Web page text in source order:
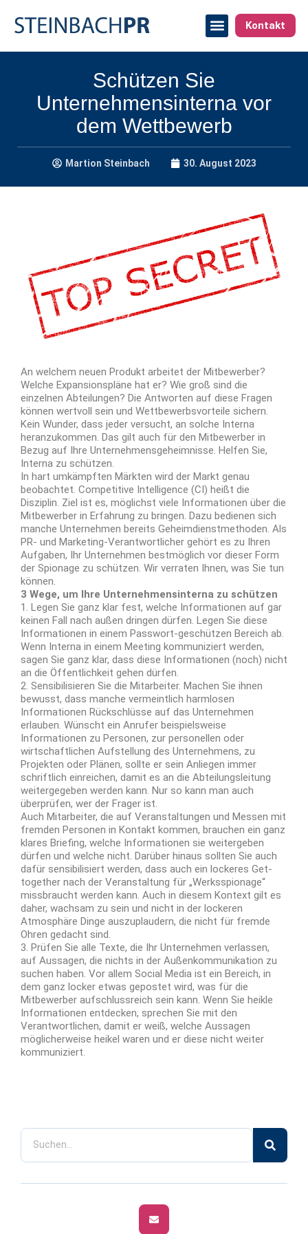
Kontakt
Schützen Sie
Unternehmensinterna vor
dem Wettbewerb
Martion Steinbach 30. August 2023
An welchem neuen Produkt arbeitet der Mitbewerber?
Welche Expansionspläne hat er? Wie groß sind die
einzelnen Abteilungen? Die Antworten auf diese Fragen
können wertvoll sein und Wettbewerbsvorteile sichern.
Kein Wunder, dass jeder versucht, an solche Interna
heranzukommen. Das gilt auch für den Mitbewerber in
Bezug auf Ihre Unternehmensgeheimnisse. Helfen Sie,
Interna zu schützen.
In hart umkämpften Märkten wird der Markt genau
beobachtet. Competitive Intelligence (CI) heißt die
Disziplin. Ziel ist es, möglichst viele Informationen über die
Mitbewerber in Erfahrung zu bringen. Dazu bedienen sich
manche Unternehmen bereits Geheimdienstmethoden. Als
PR- und Marketing-Verantwortlicher gehört es zu Ihren
Aufgaben, Ihr Unternehmen bestmöglich vor dieser Form
der Spionage zu schützen. Wir verraten Ihnen, was Sie tun
können.
3 Wege, um Ihre Unternehmensinterna zu schützen
1. Legen Sie ganz klar fest, welche Informationen auf gar
keinen Fall nach außen dringen dürfen. Legen Sie diese
Informationen in einem Passwort-geschützen Bereich ab.
Wenn Interna in einem Meeting kommuniziert werden,
sagen Sie ganz klar, dass diese Informationen (noch) nicht
an die Öffentlichkeit gehen dürfen.
2. Sensibilisieren Sie die Mitarbeiter. Machen Sie ihnen
bewusst, dass manche vermeintlich harmlosen
Informationen Rückschlüsse auf das Unternehmen
erlauben. Wünscht ein Anrufer beispielsweise
Informationen zu Personen, zur personellen oder
wirtschaftlichen Aufstellung des Unternehmens, zu
Projekten oder Plänen, sollte er sein Anliegen immer
schriftlich einreichen, damit es an die Abteilungsleitung
weitergegeben werden kann. Nur so kann man auch
überprüfen, wer der Frager ist.
Auch Mitarbeiter, die auf Veranstaltungen und Messen mit
fremden Personen in Kontakt kommen, brauchen ein ganz
klares Briefing, welche Informationen sie weitergeben
dürfen und welche nicht. Darüber hinaus sollten Sie auch
dafür sensibilisiert werden, dass auch ein lockeres Get-
together nach der Veranstaltung für „Werksspionage“
missbraucht werden kann. Auch in diesem Kontext gilt es
daher, wachsam zu sein und nicht in der lockeren
Atmosphäre Dinge auszuplaudern, die nicht für fremde
Ohren gedacht sind.
3. Prüfen Sie alle Texte, die Ihr Unternehmen verlassen,
auf Aussagen, die nichts in der Außenkommunikation zu
suchen haben. Vor allem Social Media ist ein Bereich, in
dem ganz locker etwas gepostet wird, was für die
Mitbewerber aufschlussreich sein kann. Wenn Sie heikle
Informationen entdecken, sprechen Sie mit den
Verantwortlichen, damit er weiß, welche Aussagen
möglicherweise heikel waren und er diese nicht weiter
kommuniziert.